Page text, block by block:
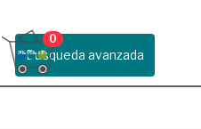
Busqueda avanzada
0